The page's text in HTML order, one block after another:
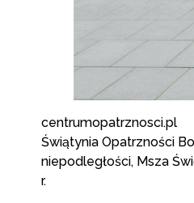
centrumopatrznosci.pl
Świątynia Opatrzności
niepodległości, Msza
r.